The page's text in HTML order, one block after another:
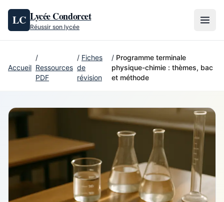
Aller au contenu
LC Lycée Condorcet
Réussir son lycée
Accueil
/
Ressources
PDF
/ Fiches
de
révision
/ Programme terminale
physique-chimie : thèmes, bac
et méthode